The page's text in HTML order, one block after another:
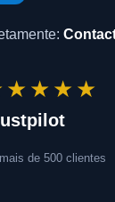
de 500 clientes